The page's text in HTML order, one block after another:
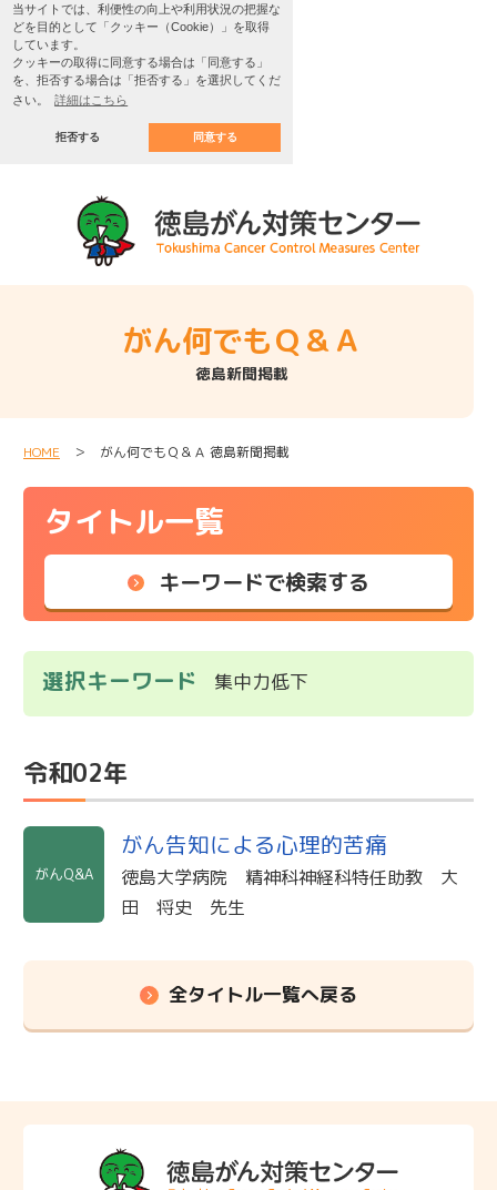
当サイトでは、利便性の向上や利用状況の把握な
どを目的として「クッキー（Cookie）」を取得
しています。
クッキーの取得に同意する場合は「同意する」
を、拒否する場合は「拒否する」を選択してくだ
さい。
詳細はこちら
拒否する 同意する
がん何でもＱ＆Ａ
徳島新聞掲載
HOME ＞ がん何でもＱ＆Ａ 徳島新聞掲載
タイトル一覧
キーワードで検索する
選択キーワード 集中力低下
令和02年
がんQ&A
がん告知による心理的苦痛
徳島大学病院 精神科神経科特任助教 大
田 将史 先生
全タイトル一覧へ戻る